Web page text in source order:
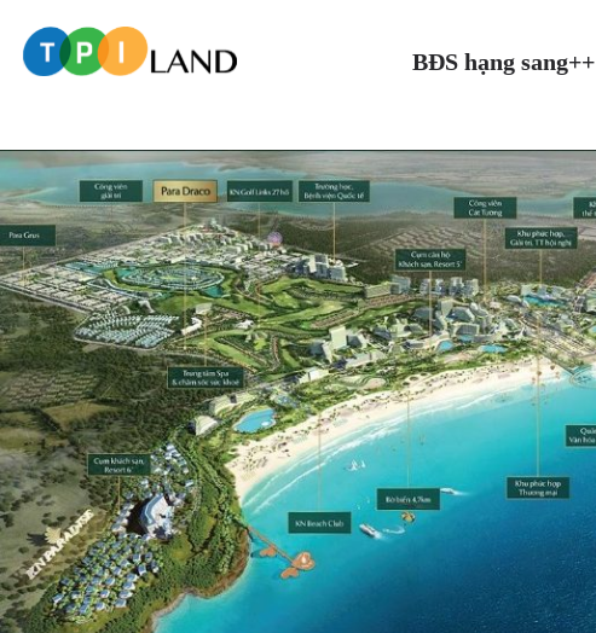
BĐS hạng sang++